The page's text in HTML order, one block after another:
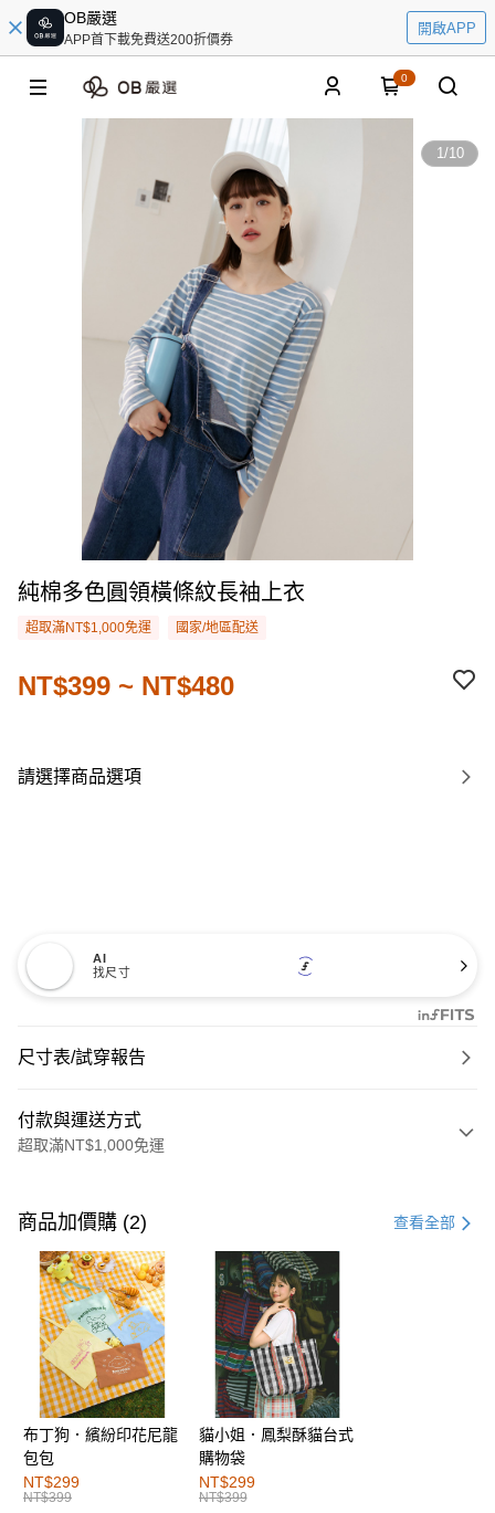
OB嚴選
APP首下載免費送200折價券
開啟APP
0
1/10
純棉多色圓領橫條紋長袖上衣
超取滿NT$1,000免運 國家/地區配送
NT$399 ~ NT$480
請選擇商品選項
AI
找尺寸
尺寸表/試穿報告
付款與運送方式
超取滿NT$1,000免運
信用卡一次付款
購物金
超商取貨付款
LINE Pay
街口支付
運送方式
全家取貨付款
每筆NT$60，滿NT$1,000(含以上)免運費
商品加價購 (2) 查看全部
布丁狗．繽紛印花尼龍
包包
NT$299
NT$399
貓小姐．鳳梨酥貓台式
購物袋
NT$299
NT$399